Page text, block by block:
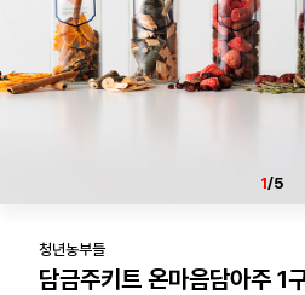
1/5
청년농부들
담금주키트 온마음담아주